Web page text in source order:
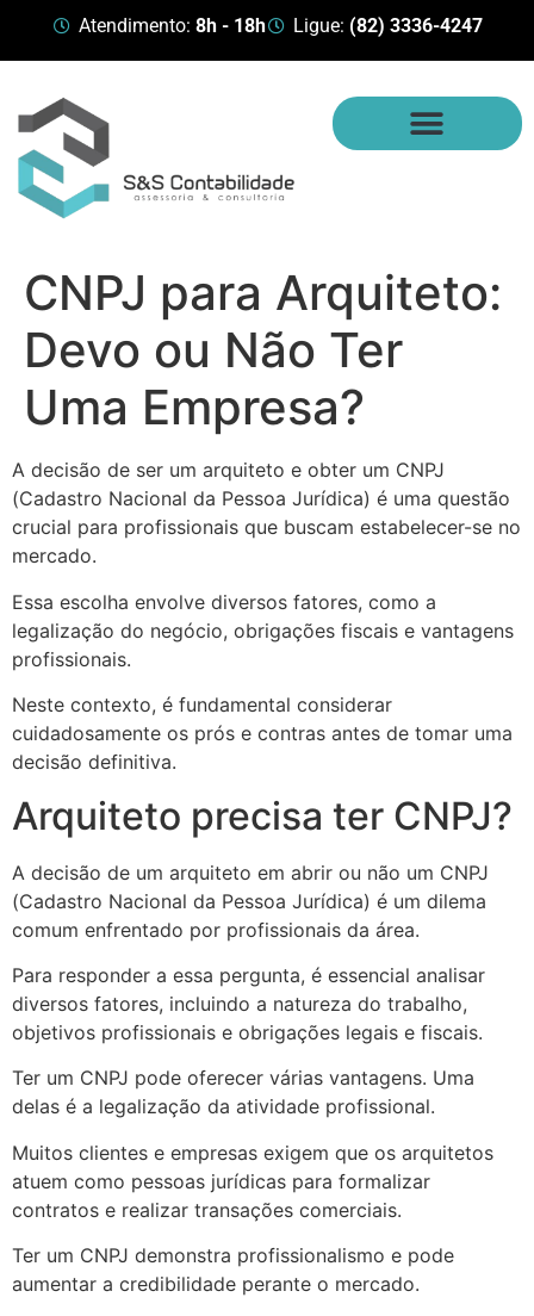
Atendimento: 8h - 18h Ligue: (82) 3336-4247
CNPJ para Arquiteto:
Devo ou Não Ter
Uma Empresa?
A decisão de ser um arquiteto e obter um CNPJ
(Cadastro Nacional da Pessoa Jurídica) é uma questão
crucial para profissionais que buscam estabelecer-se no
mercado.
Essa escolha envolve diversos fatores, como a
legalização do negócio, obrigações fiscais e vantagens
profissionais.
Neste contexto, é fundamental considerar
cuidadosamente os prós e contras antes de tomar uma
decisão definitiva.
Arquiteto precisa ter CNPJ?
A decisão de um arquiteto em abrir ou não um CNPJ
(Cadastro Nacional da Pessoa Jurídica) é um dilema
comum enfrentado por profissionais da área.
Para responder a essa pergunta, é essencial analisar
diversos fatores, incluindo a natureza do trabalho,
objetivos profissionais e obrigações legais e fiscais.
Ter um CNPJ pode oferecer várias vantagens. Uma
delas é a legalização da atividade profissional.
Muitos clientes e empresas exigem que os arquitetos
atuem como pessoas jurídicas para formalizar
contratos e realizar transações comerciais.
Ter um CNPJ demonstra profissionalismo e pode
aumentar a credibilidade perante o mercado.